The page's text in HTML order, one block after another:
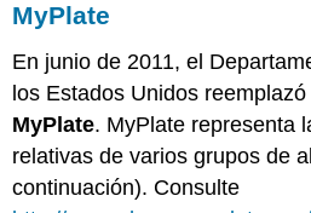
MyPlate
En junio de 2011, el
los Estados Unidos
MyPlate. MyPlate representa
relativas de varios grupos de
continuación). Consulte